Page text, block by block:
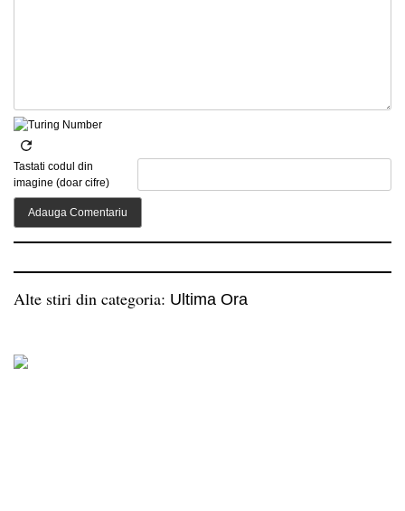
Tastati codul din
imagine (doar cifre)
Alte stiri din categoria: Ultima Ora